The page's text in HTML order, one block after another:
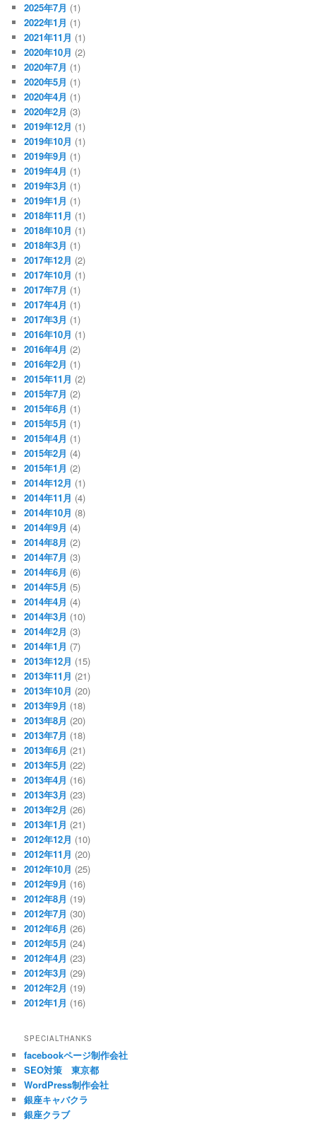
2025年7月 (1)
2022年1月 (1)
2021年11月 (1)
2020年10月 (2)
2020年7月 (1)
2020年5月 (1)
2020年4月 (1)
2020年2月 (3)
2019年12月 (1)
2019年10月 (1)
2019年9月 (1)
2019年4月 (1)
2019年3月 (1)
2019年1月 (1)
2018年11月 (1)
2018年10月 (1)
2018年3月 (1)
2017年12月 (2)
2017年10月 (1)
2017年7月 (1)
2017年4月 (1)
2017年3月 (1)
2016年10月 (1)
2016年4月 (2)
2016年2月 (1)
2015年11月 (2)
2015年7月 (2)
2015年6月 (1)
2015年5月 (1)
2015年4月 (1)
2015年2月 (4)
2015年1月 (2)
2014年12月 (1)
2014年11月 (4)
2014年10月 (8)
2014年9月 (4)
2014年8月 (2)
2014年7月 (3)
2014年6月 (6)
2014年5月 (5)
2014年4月 (4)
2014年3月 (10)
2014年2月 (3)
2014年1月 (7)
2013年12月 (15)
2013年11月 (21)
2013年10月 (20)
2013年9月 (18)
2013年8月 (20)
2013年7月 (18)
2013年6月 (21)
2013年5月 (22)
2013年4月 (16)
2013年3月 (23)
2013年2月 (26)
2013年1月 (21)
2012年12月 (10)
2012年11月 (20)
2012年10月 (25)
2012年9月 (16)
2012年8月 (19)
2012年7月 (30)
2012年6月 (26)
2012年5月 (24)
2012年4月 (23)
2012年3月 (29)
2012年2月 (19)
2012年1月 (16)
SPECIALTHANKS
facebookページ制作会社
SEO対策 東京都
WordPress制作会社
銀座キャバクラ
銀座クラブ